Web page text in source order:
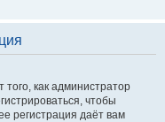
того, как администратор
чтобы
регистрация даёт вам